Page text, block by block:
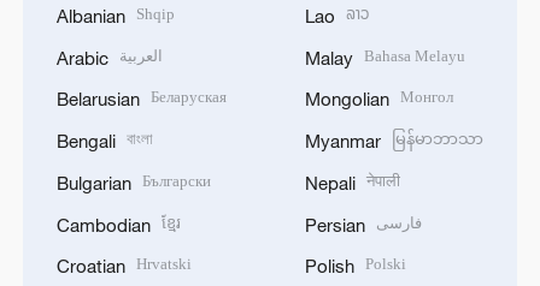
Albanian Shqip
Arabic العربية
Belarusian Беларуская
Bengali বাংলা
Bulgarian Български
Cambodian ខ្មែរ
Croatian Hrvatski
Lao ລາວ
Malay Bahasa Melayu
Mongolian Монгол
Myanmar မြန်မာဘာသာ
Nepali नेपाली
Persian فارسی
Polish Polski